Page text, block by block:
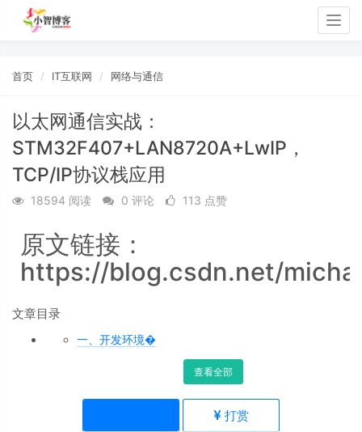
首页 IT互联网 网络与通信
以太网通信实战：
STM32F407+LAN8720A+LwIP，
TCP/IP协议栈应用
18594 阅读 0 评论 113 点赞
原文链接：
https://blog.csdn.net/
文章目录
一、开发环境�
查看全部
打赏